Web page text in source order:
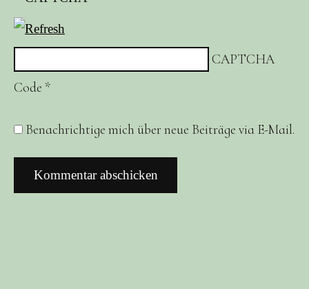
CAPTCHA
Code *
Benachrichtige mich über neue Beiträge via E-Mail.